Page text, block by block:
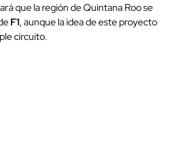
que la región de Quintana Roo se
F1, aunque la idea de este proyecto
circuito.